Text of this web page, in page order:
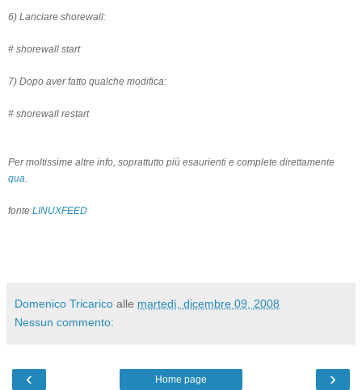
6) Lanciare shorewall:
# shorewall start
7) Dopo aver fatto qualche modifica:
# shorewall restart
Per moltissime altre info, soprattutto più esaurienti e complete direttamente
qua
fonte LINUXFEED
Domenico Tricarico alle martedì, dicembre 09, 2008
Nessun commento:
‹ ›
Home page